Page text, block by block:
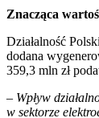
Znacząca
Działalność
dodana
359,3 mln zł
– Wpływ
w sektorze